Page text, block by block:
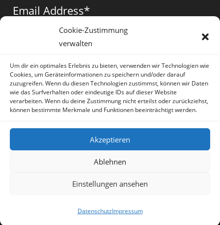
Cookie-Zustimmung
verwalten
Um dir ein optimales Erlebnis zu bieten, verwenden wir Technologien wie
Cookies, um Geräteinformationen zu speichern und/oder darauf
zuzugreifen. Wenn du diesen Technologien zustimmst, können wir Daten
wie das Surfverhalten oder eindeutige IDs auf dieser Website
verarbeiten. Wenn du deine Zustimmung nicht erteilst oder zurückziehst,
können bestimmte Merkmale und Funktionen beeinträchtigt werden.
Akzeptieren
Ablehnen
Einstellungen ansehen
DatenschutzImpressum
new
new
new
tab
Email Address*
Vorname*
Copyright Irene Lauretti - OceanWP Theme by OceanWP